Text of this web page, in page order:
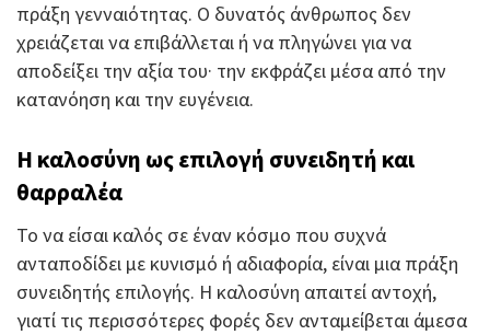
πράξη γενναιότητας. Ο δυνατός άνθρωπος δεν
χρειάζεται να επιβάλλεται ή να πληγώνει για να
αποδείξει την αξία του· την εκφράζει μέσα από την
κατανόηση και την ευγένεια.
Η καλοσύνη ως επιλογή συνειδητή και
θαρραλέα
Το να είσαι καλός σε έναν κόσμο που συχνά
ανταποδίδει με κυνισμό ή αδιαφορία, είναι μια πράξη
συνειδητής επιλογής. Η καλοσύνη απαιτεί αντοχή,
γιατί τις περισσότερες φορές δεν ανταμείβεται άμεσα